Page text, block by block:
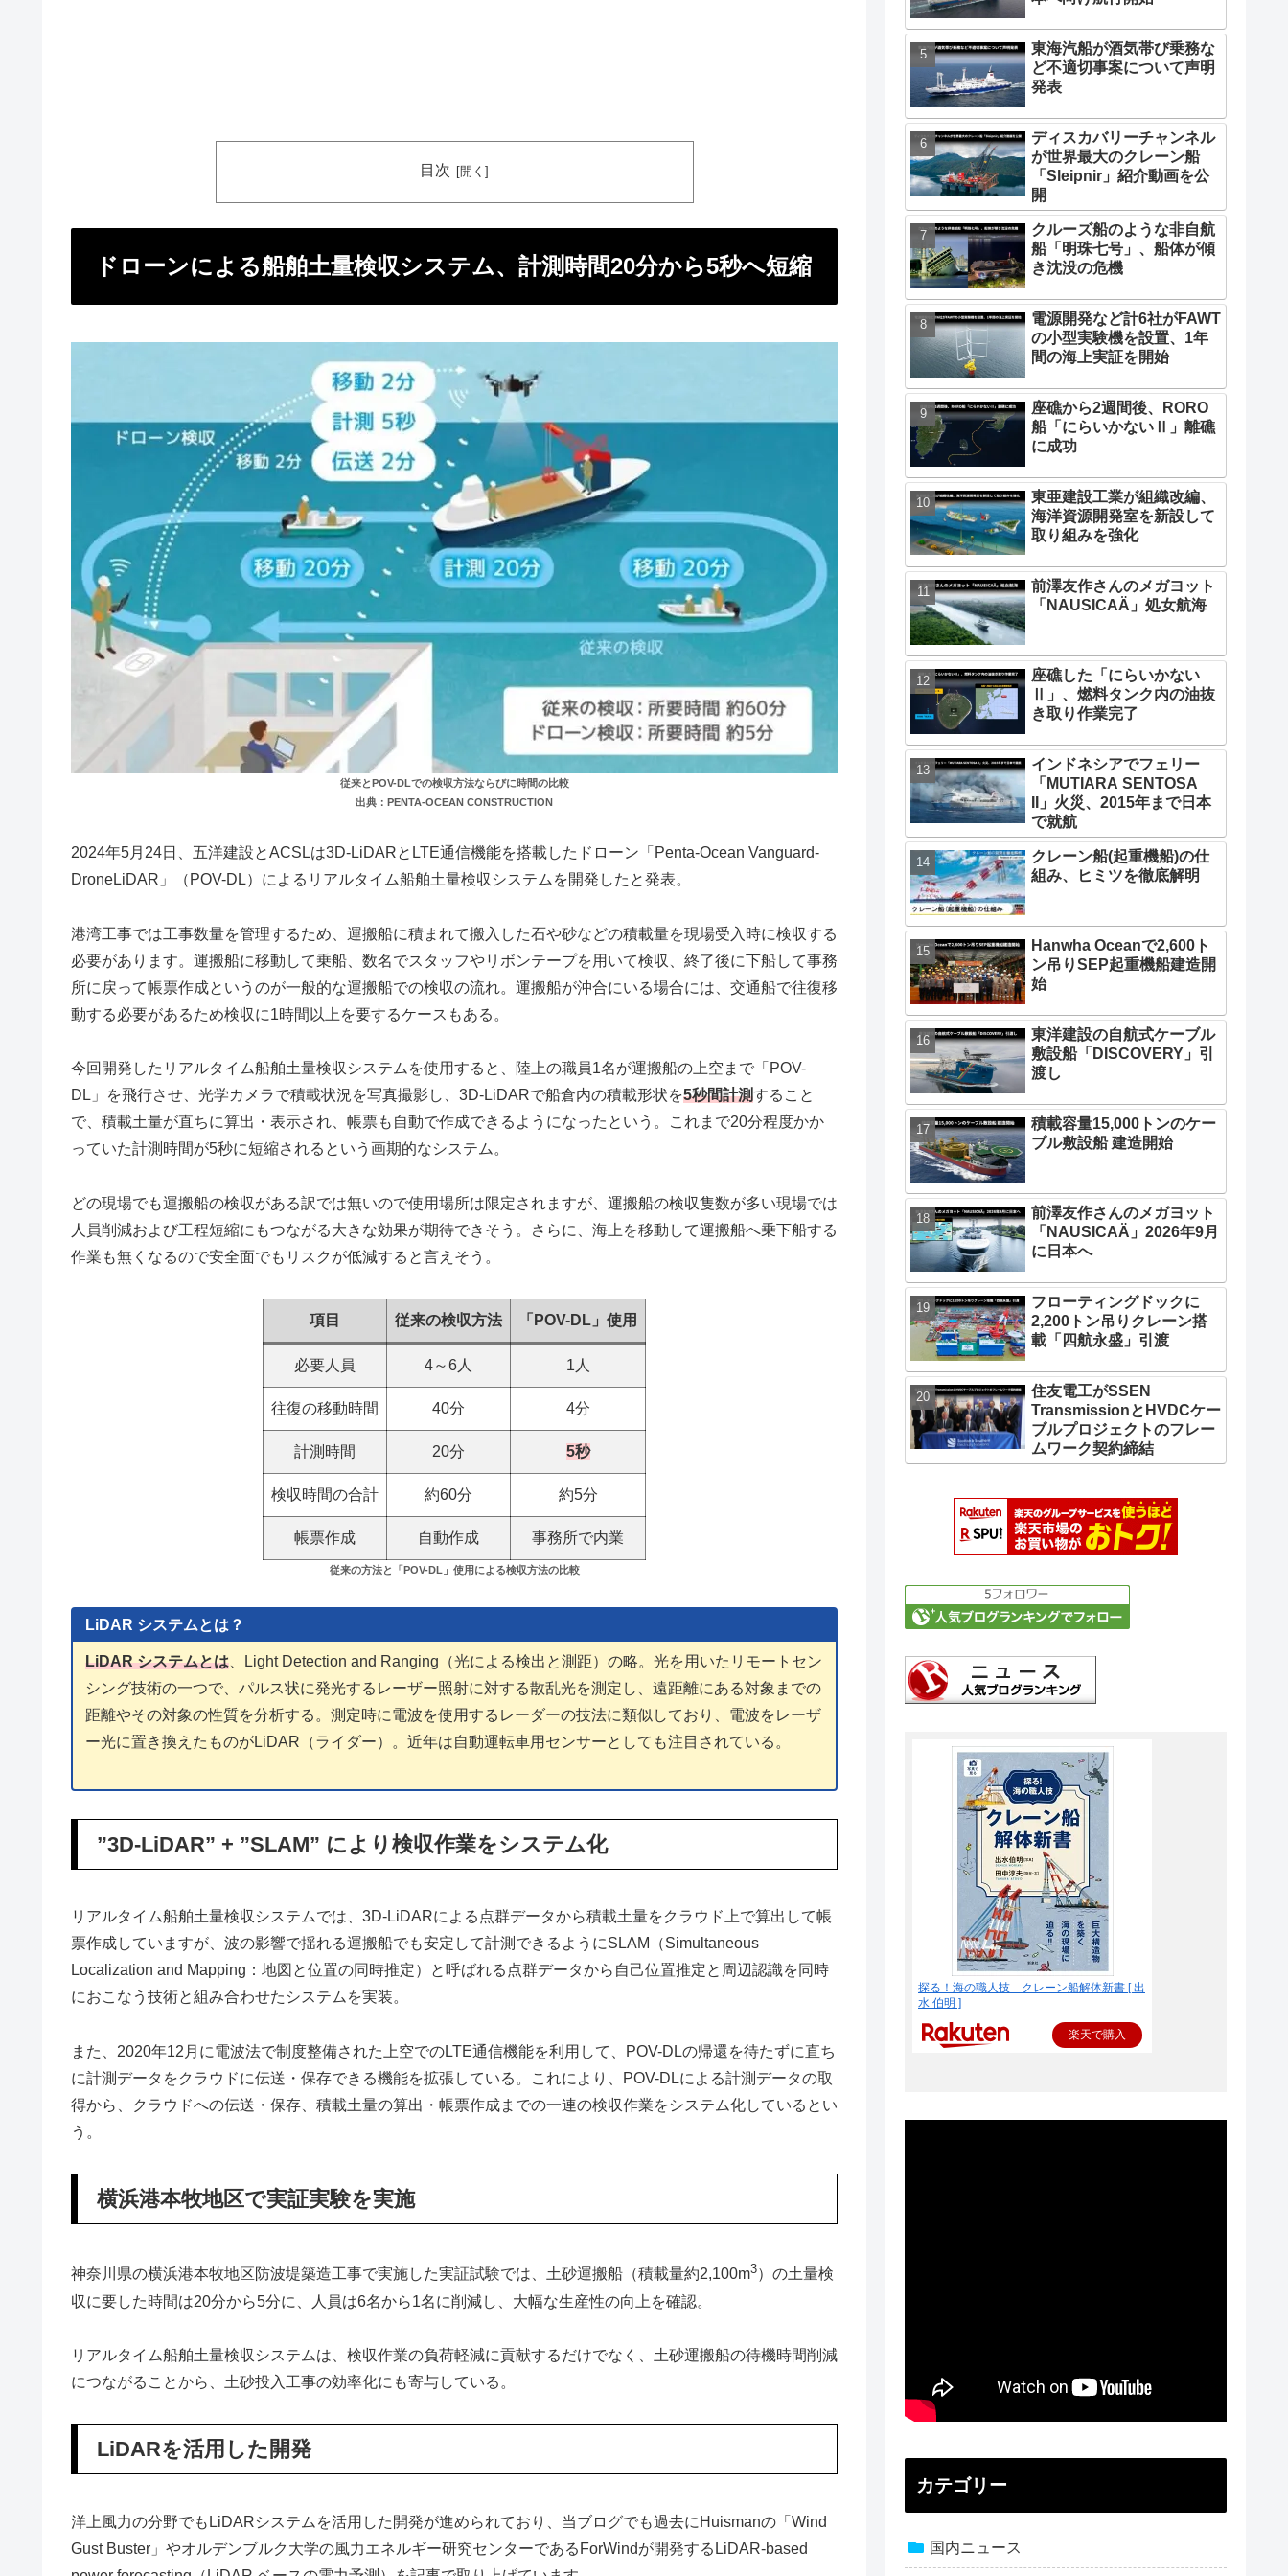
目次
ドローンによる船舶土量検収システム、計測時間20分から5秒へ短縮
従来とPOV-DLでの検収方法ならびに時間の比較
出典：PENTA-OCEAN CONSTRUCTION
2024年5月24日、五洋建設とACSLは3D-LiDARとLTE通信機能を搭載したドローン「Penta-Ocean Vanguard-
DroneLiDAR」（POV-DL）によるリアルタイム船舶土量検収システムを開発したと発表。
港湾工事では工事数量を管理するため、運搬船に積まれて搬入した石や砂などの積載量を現場受入時に検収する
必要があります。運搬船に移動して乗船、数名でスタッフやリボンテープを用いて検収、終了後に下船して事務
所に戻って帳票作成というのが一般的な運搬船での検収の流れ。運搬船が沖合にいる場合には、交通船で往復移
動する必要があるため検収に1時間以上を要するケースもある。
今回開発したリアルタイム船舶土量検収システムを使用すると、陸上の職員1名が運搬船の上空まで「POV-
DL」を飛行させ、光学カメラで積載状況を写真撮影し、3D-LiDARで船倉内の積載形状を5秒間計測すること
で、積載土量が直ちに算出・表示され、帳票も自動で作成できるようになったという。これまで20分程度かか
っていた計測時間が5秒に短縮されるという画期的なシステム。
どの現場でも運搬船の検収がある訳では無いので使用場所は限定されますが、運搬船の検収隻数が多い現場では
人員削減および工程短縮にもつながる大きな効果が期待できそう。さらに、海上を移動して運搬船へ乗下船する
作業も無くなるので安全面でもリスクが低減すると言えそう。
項目 従来の検収方法 「POV-DL」使用
必要人員 4～6人 1人
往復の移動時間 40分 4分
計測時間 20分 5秒
検収時間の合計 約60分 約5分
帳票作成 自動作成 事務所で内業
従来の方法と「POV-DL」使用による検収方法の比較
LiDAR システムとは？
LiDAR システムとは、Light Detection and Ranging（光による検出と測距）の略。光を用いたリモートセン
シング技術の一つで、パルス状に発光するレーザー照射に対する散乱光を測定し、遠距離にある対象までの
距離やその対象の性質を分析する。測定時に電波を使用するレーダーの技法に類似しており、電波をレーザ
ー光に置き換えたものがLiDAR（ライダー）。近年は自動運転車用センサーとしても注目されている。
”3D-LiDAR” + ”SLAM” により検収作業をシステム化
リアルタイム船舶土量検収システムでは、3D-LiDARによる点群データから積載土量をクラウド上で算出して帳
票作成していますが、波の影響で揺れる運搬船でも安定して計測できるようにSLAM（Simultaneous
Localization and Mapping：地図と位置の同時推定）と呼ばれる点群データから自己位置推定と周辺認識を同時
におこなう技術と組み合わせたシステムを実装。
また、2020年12月に電波法で制度整備された上空でのLTE通信機能を利用して、POV-DLの帰還を待たずに直ち
に計測データをクラウドに伝送・保存できる機能を拡張している。これにより、POV-DLによる計測データの取
得から、クラウドへの伝送・保存、積載土量の算出・帳票作成までの一連の検収作業をシステム化しているとい
う。
横浜港本牧地区で実証実験を実施
神奈川県の横浜港本牧地区防波堤築造工事で実施した実証試験では、土砂運搬船（積載量約2,100m3）の土量検
収に要した時間は20分から5分に、人員は6名から1名に削減し、大幅な生産性の向上を確認。
リアルタイム船舶土量検収システムは、検収作業の負荷軽減に貢献するだけでなく、土砂運搬船の待機時間削減
につながることから、土砂投入工事の効率化にも寄与している。
LiDARを活用した開発
洋上風力の分野でもLiDARシステムを活用した開発が進められており、当ブログでも過去にHuismanの「Wind
Gust Buster」やオルデンブルク大学の風力エネルギー研究センターであるForWindが開発するLiDAR-based
東海汽船が酒気帯び乗務な
ど不適切事案について声明
発表
ディスカバリーチャンネル
が世界最大のクレーン船
「Sleipnir」紹介動画を公
開
クルーズ船のような非自航
船「明珠七号」、船体が傾
き沈没の危機
電源開発など計6社がFAWT
の小型実験機を設置、1年
間の海上実証を開始
座礁から2週間後、RORO
船「にらいかないⅡ」離礁
に成功
東亜建設工業が組織改編、
海洋資源開発室を新設して
取り組みを強化
前澤友作さんのメガヨット
「NAUSICAÄ」処女航海
座礁した「にらいかない
Ⅱ」、燃料タンク内の油抜
き取り作業完了
インドネシアでフェリー
「MUTIARA SENTOSA
II」火災、2015年まで日本
で就航
クレーン船(起重機船)の仕
組み、ヒミツを徹底解明
Hanwha Oceanで2,600ト
ン吊りSEP起重機船建造開
始
東洋建設の自航式ケーブル
敷設船「DISCOVERY」引
渡し
積載容量15,000トンのケー
ブル敷設船 建造開始
前澤友作さんのメガヨット
「NAUSICAÄ」2026年9月
に日本へ
フローティングドックに
2,200トン吊りクレーン搭
載「四航永盛」引渡
住友電工がSSEN
TransmissionとHVDCケー
ブルプロジェクトのフレー
ムワーク契約締結
探る！海の職人技 クレーン船解体新書 [ 出
水 伯明 ]
楽天で購入
カテゴリー
国内ニュース